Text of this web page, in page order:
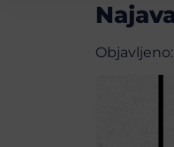
Objavljeno: